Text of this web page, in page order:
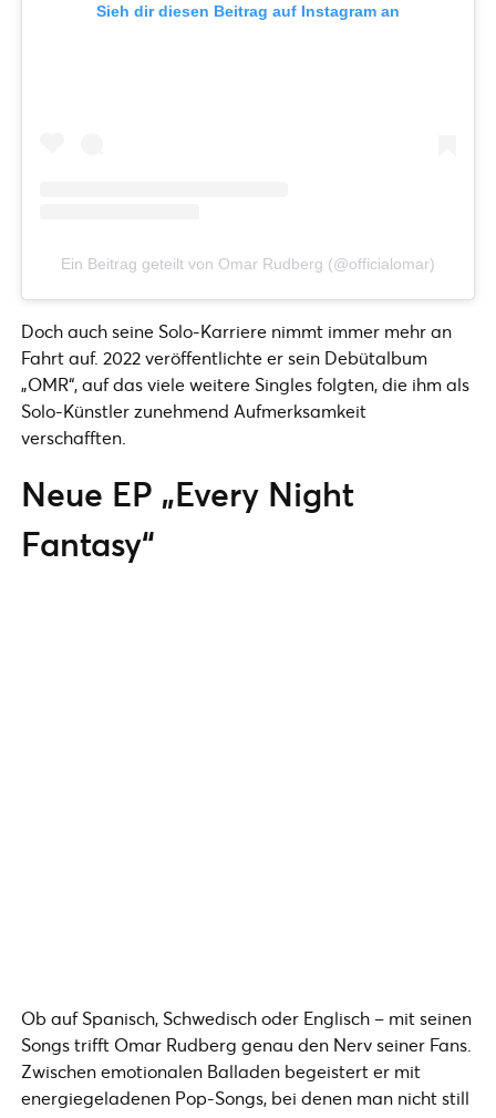
Sieh dir diesen Beitrag auf Instagram an
Ein Beitrag geteilt von Omar Rudberg (@officialomar)
Doch auch seine Solo-Karriere nimmt immer mehr an
Fahrt auf. 2022 veröffentlichte er sein Debütalbum
„OMR“, auf das viele weitere Singles folgten, die ihm als
Solo-Künstler zunehmend Aufmerksamkeit
verschafften.
Neue EP „Every Night
Fantasy“
Ob auf Spanisch, Schwedisch oder Englisch – mit seinen
Songs trifft Omar Rudberg genau den Nerv seiner Fans.
Zwischen emotionalen Balladen begeistert er mit
energiegeladenen Pop-Songs, bei denen man nicht still